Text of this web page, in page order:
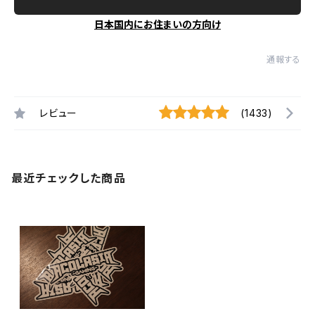
日本国内にお住まいの方向け
通報する
レビュー (1433)
最近チェックした商品